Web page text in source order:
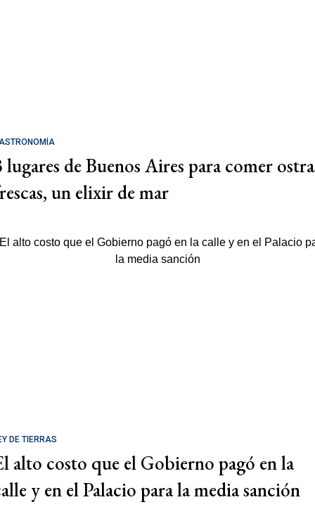
lugares de Buenos Aires para comer
un elixir de mar
DE TIERRAS
alto costo que el Gobierno pagó en la
y en el Palacio para la media sanción